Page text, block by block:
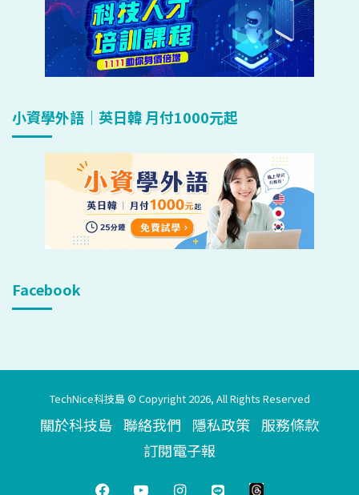
小資學外語｜英日韓 月付1000元起
Facebook
TechNice科技島 © Copyright 2026, All Rights Reserved
關於科技島 聯絡我們 隱私政策 服務條款
訂閱電子報